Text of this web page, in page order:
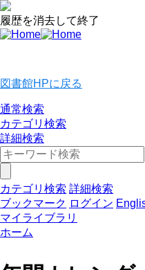
履歴を消去して終了
図書館HPに戻る
通常検索
カテゴリ検索
詳細検索
カテゴリ検索 詳細検索
ブックマーク ログイン
マイライブラリ
ホーム